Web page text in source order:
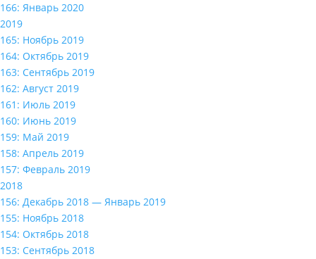
166: Январь 2020
2019
165: Ноябрь 2019
164: Октябрь 2019
163: Сентябрь 2019
162: Август 2019
161: Июль 2019
160: Июнь 2019
159: Май 2019
158: Апрель 2019
157: Февраль 2019
2018
156: Декабрь 2018 — Январь 2019
155: Ноябрь 2018
154: Октябрь 2018
153: Сентябрь 2018